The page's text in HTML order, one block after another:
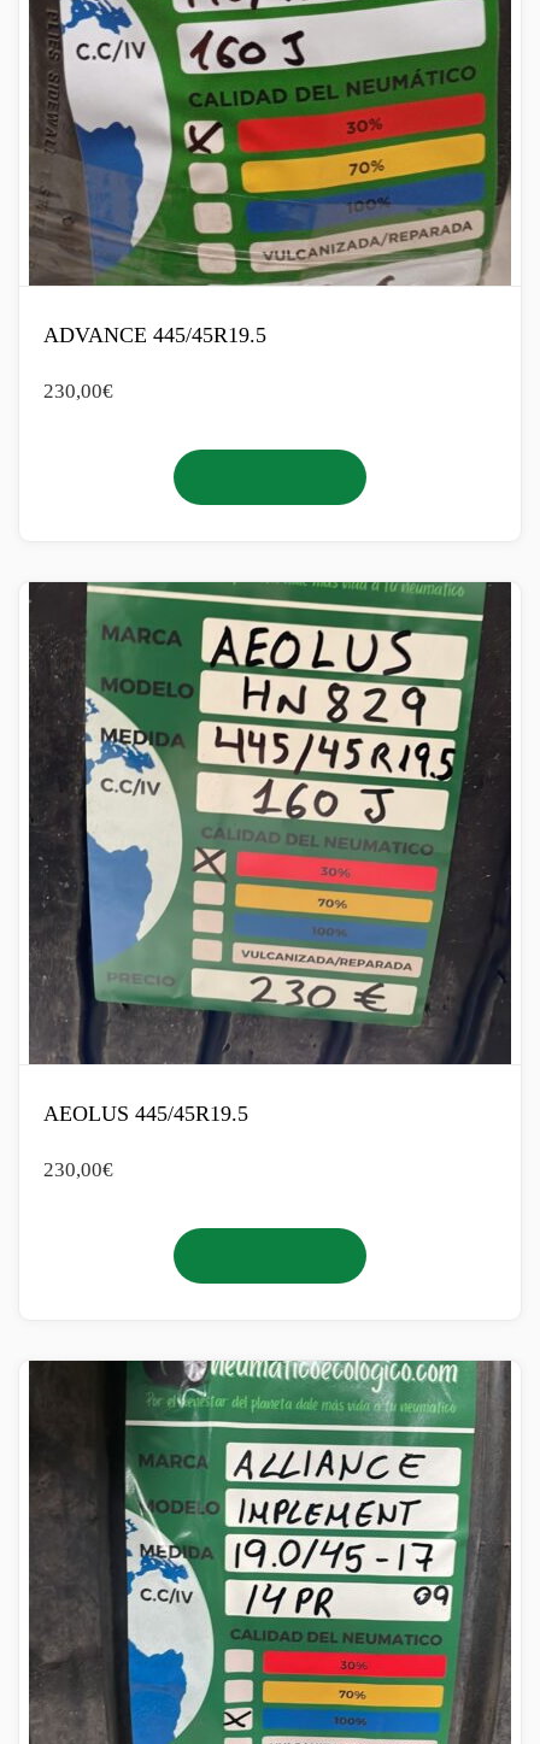
ADVANCE 445/45R19.5
230,00€
AEOLUS 445/45R19.5
230,00€